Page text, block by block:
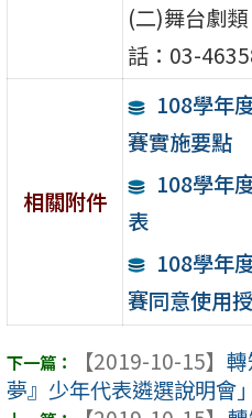
(二)舞台劇
話：03-
相關附件
108學年
賽實施要點
108學年
表
108學年
賽同意使用
【2019-10-15】
夢』少年代表遴選說明會